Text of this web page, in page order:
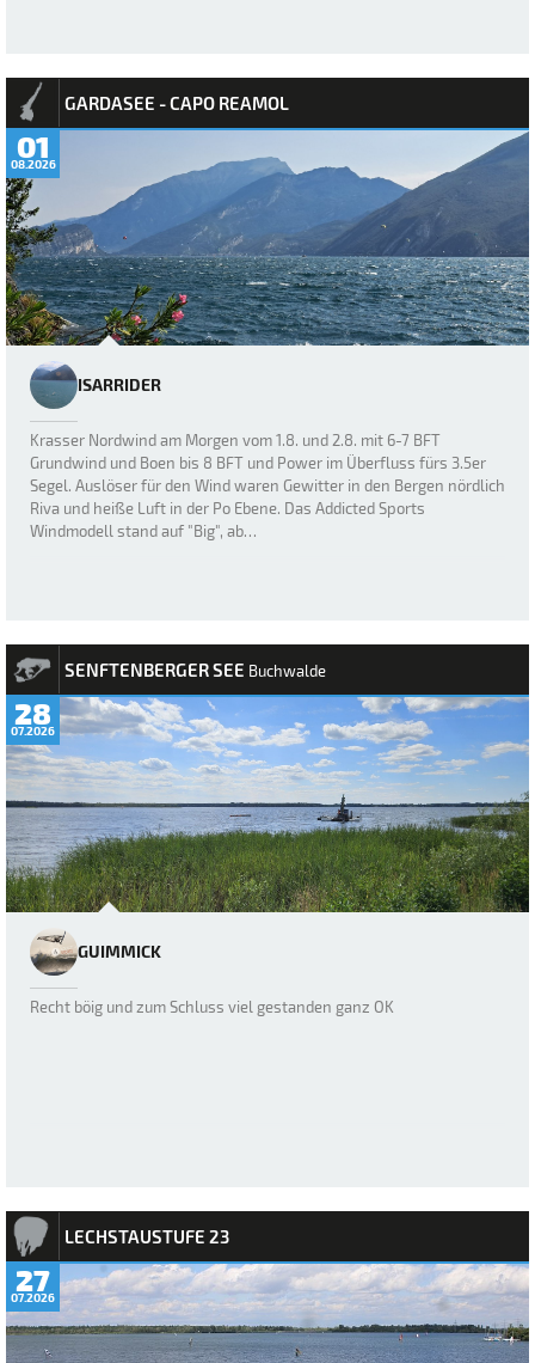
GARDASEE - CAPO REAMOL
01
08.2026
ISARRIDER
Krasser Nordwind am Morgen vom 1.8. und 2.8. mit 6-7 BFT
Grundwind und Boen bis 8 BFT und Power im Überfluss fürs 3.5er
Segel. Auslöser für den Wind waren Gewitter in den Bergen nördlich
Riva und heiße Luft in der Po Ebene. Das Addicted Sports
Windmodell stand auf "Big", ab…
SENFTENBERGER SEE Buchwalde
28
07.2026
GUIMMICK
Recht böig und zum Schluss viel gestanden ganz OK
LECHSTAUSTUFE 23
27
07.2026